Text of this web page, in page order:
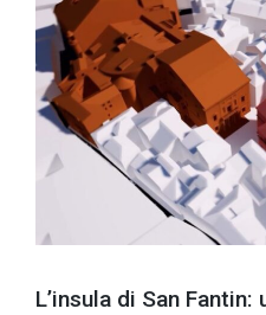
L’insula di San